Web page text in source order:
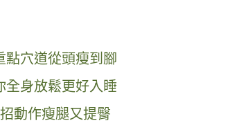
點穴道從頭瘦到腳
全身放鬆更好入睡
動作瘦腿又提臀